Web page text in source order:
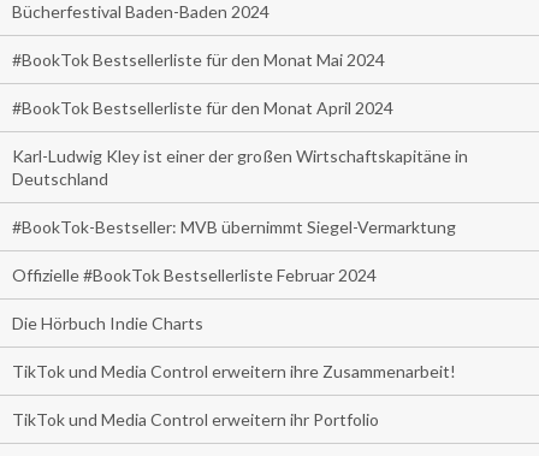
Bücherfestival Baden-Baden 2024
#BookTok Bestsellerliste für den Monat Mai 2024
#BookTok Bestsellerliste für den Monat April 2024
Karl-Ludwig Kley ist einer der großen Wirtschaftskapitäne in
Deutschland
#BookTok-Bestseller: MVB übernimmt Siegel-Vermarktung
Offizielle #BookTok Bestsellerliste Februar 2024
Die Hörbuch Indie Charts
TikTok und Media Control erweitern ihre Zusammenarbeit!
TikTok und Media Control erweitern ihr Portfolio